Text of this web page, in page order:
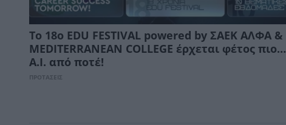
Tο 18ο EDU FESTIVAL powered by ΣΑΕΚ ΑΛΦΑ &
MEDITERRANEAN COLLEGE έρχεται φέτος πιο…
A.I. από ποτέ!
ΠΡΟΤΑΣΕΙΣ